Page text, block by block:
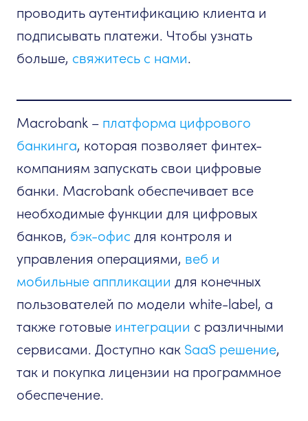
проводить аутентификацию клиента и
подписывать платежи. Чтобы узнать
больше, свяжитесь с нами.
Macrobank – платформа цифрового
банкинга, которая позволяет финтех-
компаниям запускать свои цифровые
банки. Macrobank обеспечивает все
необходимые функции для цифровых
банков, бэк-офис для контроля и
управления операциями, веб и
мобильные аппликации для конечных
пользователей по модели white-label, а
также готовые интеграции с различными
сервисами. Доступно как SaaS решение,
так и покупка лицензии на программное
обеспечение.